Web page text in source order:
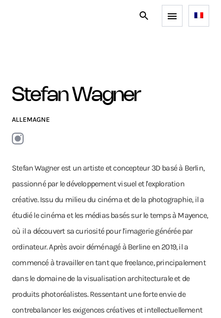
Stefan Wagner
ALLEMAGNE
Stefan Wagner est un artiste et concepteur 3D basé à Berlin,
passionné par le développement visuel et l'exploration
créative. Issu du milieu du cinéma et de la photographie, il a
étudié le cinéma et les médias basés sur le temps à Mayence,
où il a découvert sa curiosité pour l'imagerie générée par
ordinateur. Après avoir déménagé à Berline en 2019, il a
commencé à travailler en tant que freelance, principalement
dans le domaine de la visualisation architecturale et de
produits photoréalistes. Ressentant une forte envie de
contrebalancer les exigences créatives et intellectuellement